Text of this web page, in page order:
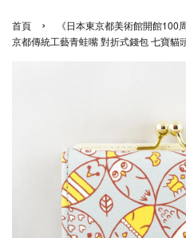
首頁 ›
《日本東京都美術館開館
京都傳統工藝青蛙嘴 對折式錢包 七寶貓